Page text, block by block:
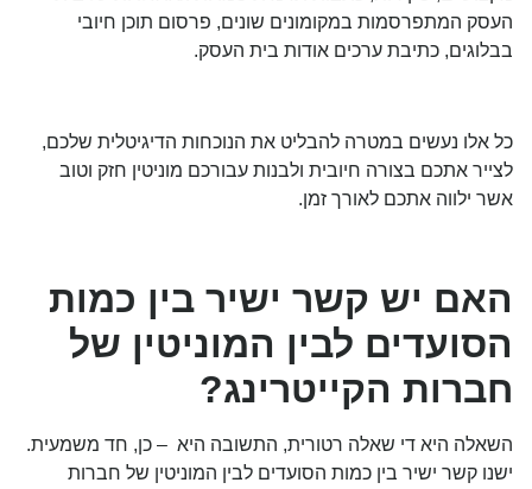
העסק המתפרסמות במקומונים שונים, פרסום תוכן חיובי
בבלוגים, כתיבת ערכים אודות בית העסק.
כל אלו נעשים במטרה להבליט את הנוכחות הדיגיטלית שלכם,
לצייר אתכם בצורה חיובית ולבנות עבורכם מוניטין חזק וטוב
אשר ילווה אתכם לאורך זמן.
האם יש קשר ישיר בין כמות
הסועדים לבין המוניטין של
חברות הקייטרינג?
השאלה היא די שאלה רטורית, התשובה היא – כן, חד משמעית.
ישנו קשר ישיר בין כמות הסועדים לבין המוניטין של חברות